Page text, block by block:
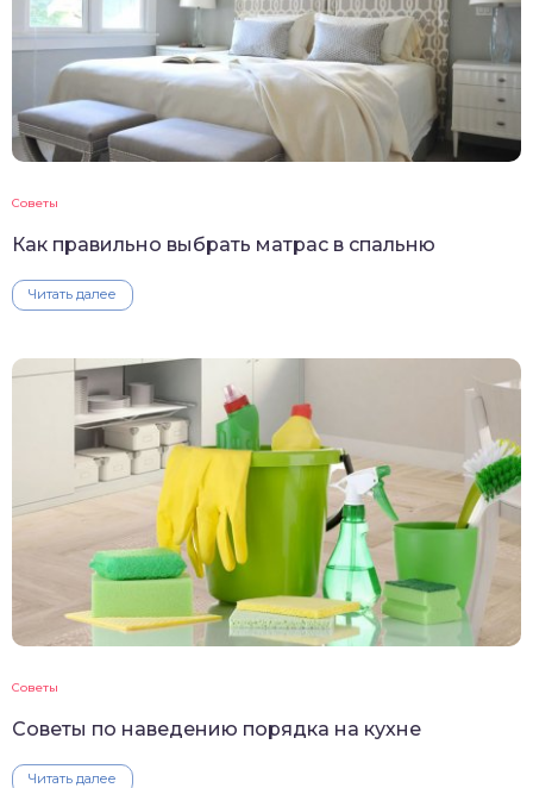
Советы
Как правильно выбрать матрас в спальню
Читать далее
Советы
Советы по наведению порядка на кухне
Читать далее